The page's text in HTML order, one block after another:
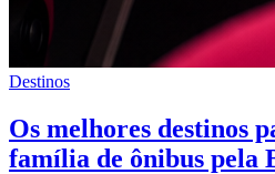
Destinos
Os melhores destinos
família de ônibus pela